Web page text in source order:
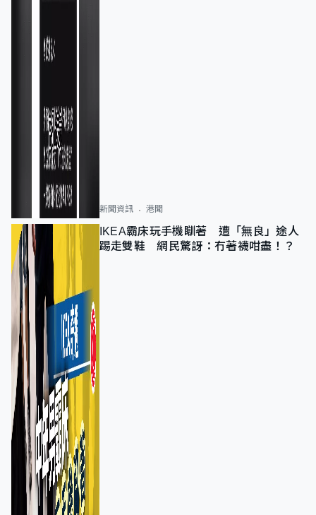
新聞資訊 港聞
IKEA霸床玩手機瞓著 遭「無良」途人
踢走雙鞋 網民驚訝：冇著襪咁盡！？